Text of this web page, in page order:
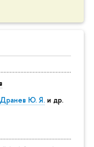
Дранев Ю. Я. и др.